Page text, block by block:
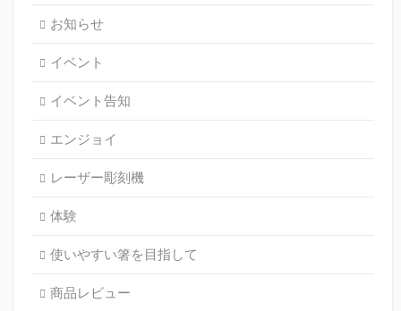
お知らせ
イベント
イベント告知
エンジョイ
レーザー彫刻機
体験
使いやすい箸を目指して
商品レビュー